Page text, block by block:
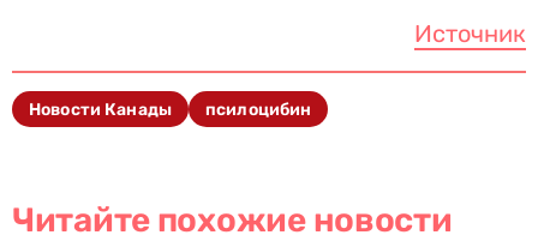
Источник
Новости Канады псилоцибин
Читайте похожие новости